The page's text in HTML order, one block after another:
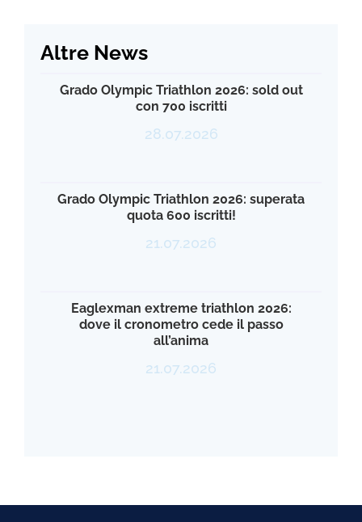
Altre News
Grado Olympic Triathlon 2026: sold out
con 700 iscritti
28.07.2026
Grado Olympic Triathlon 2026: superata
quota 600 iscritti!
21.07.2026
Eaglexman extreme triathlon 2026:
dove il cronometro cede il passo
all’anima
21.07.2026